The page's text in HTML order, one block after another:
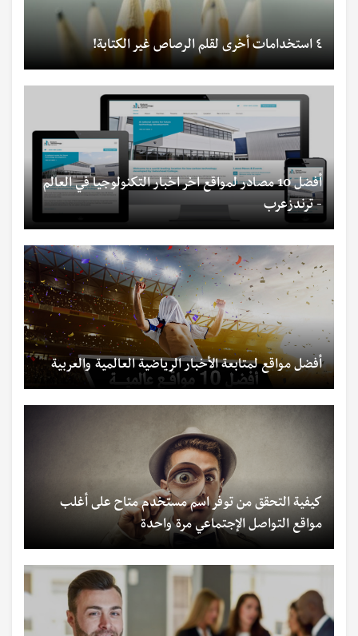
٤ استخدامات أخرى لقلم الرصاص غير الكتابة!
أفضل 10 مصادر لمواقع اخر اخبار التكنولوجيا في العالم
- ترندزعرب
أفضل مواقع لمتابعة الأخبار الرياضية العالمية والعربية
كيفية التحقق من توفر اسم مستخدم متاح على أغلب
مواقع التواصل الإجتماعي مرة واحدة